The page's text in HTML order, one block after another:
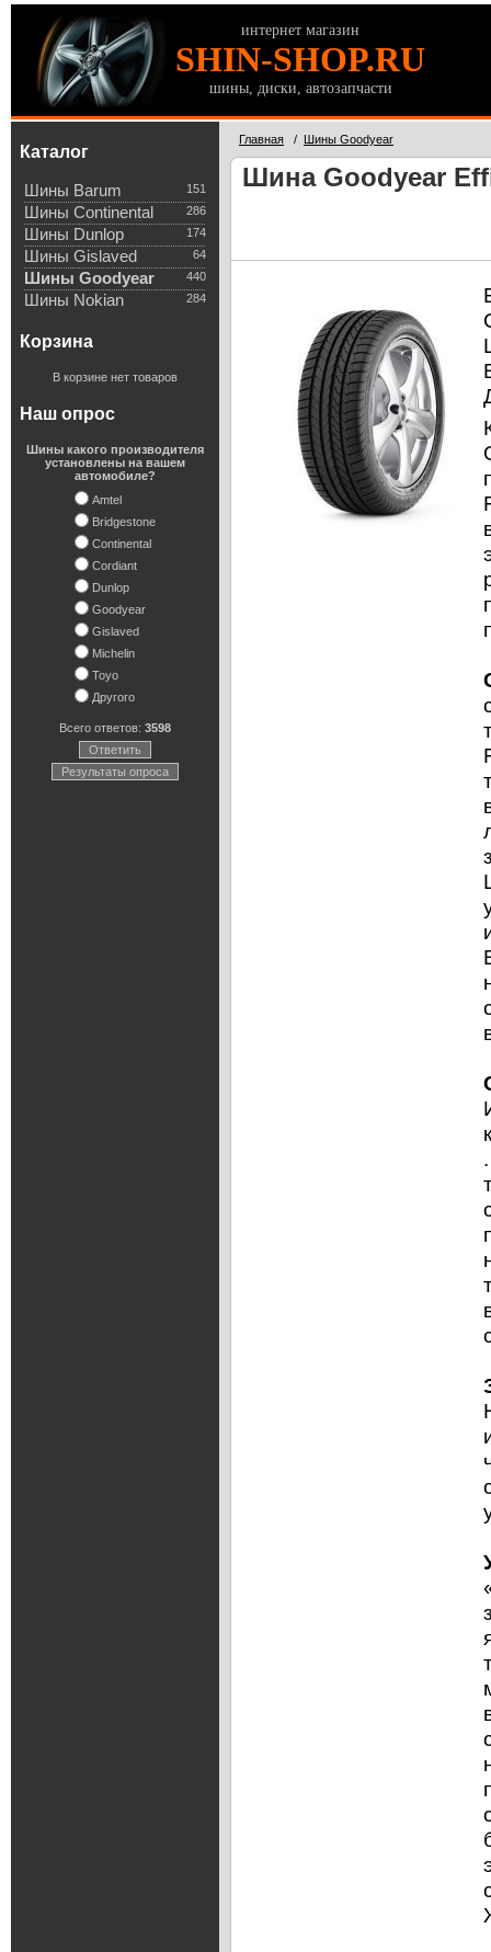
интернет магазин
SHIN-SHOP.RU
шины, диски, автозапчасти
Каталог
151
Шины Barum
286
Шины Continental
174
Шины Dunlop
64
Шины Gislaved
440
Шины Goodyear
284
Шины Nokian
Корзина
В корзине нет товаров
Наш опрос
Шины какого производителя
установлены на вашем
автомобиле?
Amtel
Bridgestone
Continental
Cordiant
Dunlop
Goodyear
Gislaved
Michelin
Toyo
Другого
Всего ответов: 3598
Ответить
Результаты опроса
Главная / Шины Goodyear
Шина Goodyear